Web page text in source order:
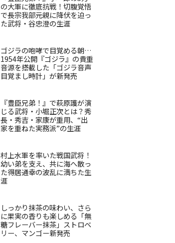
の大軍に徹底抗戦！切腹覚悟
で長宗我部元親に降伏を迫っ
た武将・谷忠澄の生涯
ゴジラの咆哮で目覚める朝…
1954年公開『ゴジラ』の貴重
音源を搭載した「ゴジラ音声
目覚まし時計」が新発売
『豊臣兄弟！』で萩原護が演
じる武将・小堀正次とは？秀
長・秀吉・家康が重用、“出
家を重ねた実務派”の生涯
村上水軍を率いた戦国武将！
幼い弟を支え、共に海へ散っ
た得居通幸の波乱に満ちた生
涯
しっかり抹茶の味わい、さら
に果実の香りも楽しめる「無
糖フレーバー抹茶」ストロベ
リー、マンゴー新発売